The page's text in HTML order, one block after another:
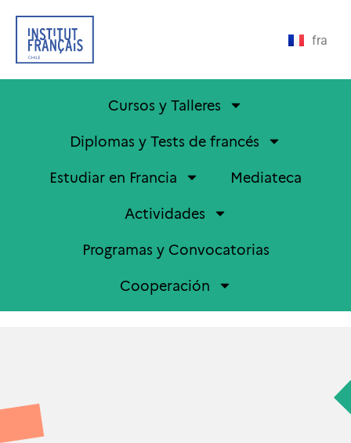
fra
Cursos y Talleres
Diplomas y Tests de francés
Estudiar en Francia
Mediateca
Actividades
Programas y Convocatorias
Cooperación